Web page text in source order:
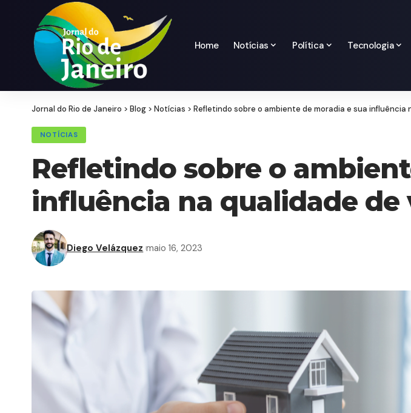
Home Notícias Política Tecnologia
Jornal do Rio de Janeiro > Blog > Notícias > Refletindo sobre o ambiente de moradia e sua influência
NOTÍCIAS
Refletindo sobre o
influência na qualidade de
Diego Velázquez maio 16, 2023